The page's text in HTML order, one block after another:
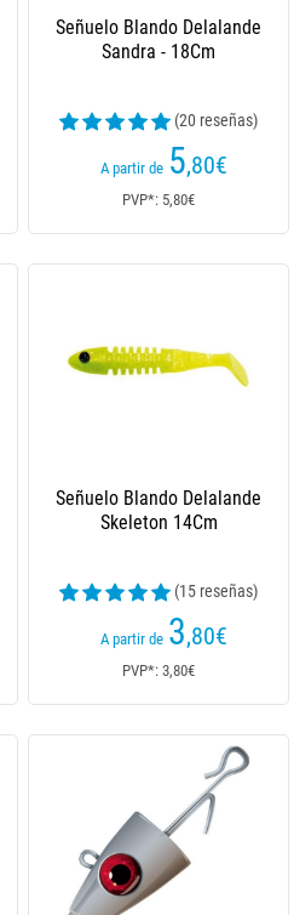
Señuelo Blando Delalande
Sandra - 18Cm
(20 reseñas)
A partir de 5,80€
PVP*: 5,80€
Señuelo Blando Delalande
Skeleton 14Cm
(15 reseñas)
A partir de 3,80€
PVP*: 3,80€